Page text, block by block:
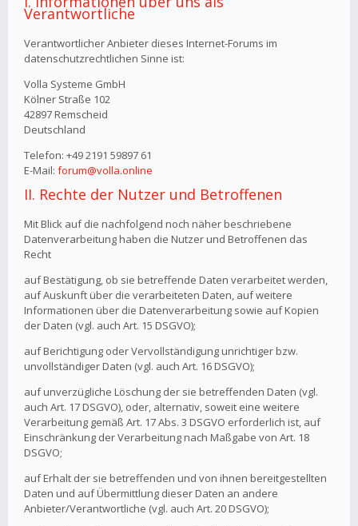
Verantwortliche
Verantwortlicher Anbieter dieses Internet-Forums im
datenschutzrechtlichen Sinne ist:
Volla Systeme GmbH
Kölner Straße 102
42897 Remscheid
Deutschland
Telefon: +49 2191 59897 61
E-Mail: forum@volla.online
II. Rechte der Nutzer und Betroffenen
Mit Blick auf die nachfolgend noch näher beschriebene
Datenverarbeitung haben die Nutzer und Betroffenen das
Recht
auf Bestätigung, ob sie betreffende Daten verarbeitet werden,
auf Auskunft über die verarbeiteten Daten, auf weitere
Informationen über die Datenverarbeitung sowie auf Kopien
der Daten (vgl. auch Art. 15 DSGVO);
auf Berichtigung oder Vervollständigung unrichtiger bzw.
unvollständiger Daten (vgl. auch Art. 16 DSGVO);
auf unverzügliche Löschung der sie betreffenden Daten (vgl.
auch Art. 17 DSGVO), oder, alternativ, soweit eine weitere
Verarbeitung gemäß Art. 17 Abs. 3 DSGVO erforderlich ist, auf
Einschränkung der Verarbeitung nach Maßgabe von Art. 18
DSGVO;
auf Erhalt der sie betreffenden und von ihnen bereitgestellten
Daten und auf Übermittlung dieser Daten an andere
Anbieter/Verantwortliche (vgl. auch Art. 20 DSGVO);